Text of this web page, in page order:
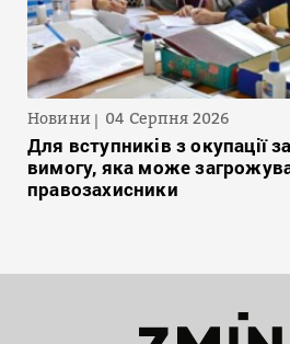
Новини 04 Серпня 2026
Для вступників з окупації
вимогу, яка може
правозахисники